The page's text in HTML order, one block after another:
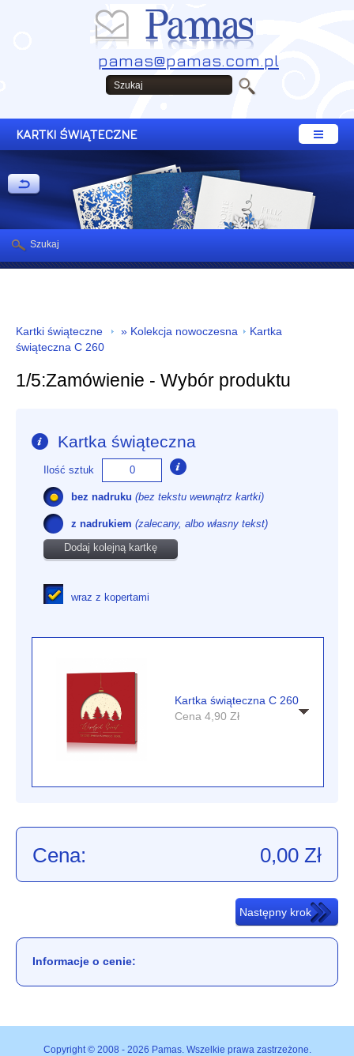
pamas@pamas.com.pl
KARTKI ŚWIĄTECZNE
Kartki świąteczne » Kolekcja nowoczesna
Kartka
świąteczna C 260
1/5:Zamówienie - Wybór produktu
Kartka świąteczna
Ilość sztuk
bez nadruku (bez tekstu wewnątrz kartki)
z nadrukiem (zalecany, albo własny tekst)
Dodaj kolejną kartkę
wraz z kopertami
Kartka świąteczna C 260
Cena 4,90 Zł
Cena: 0,00 Zł
Informacje o cenie:
Szukaj
Copyright © 2008 - 2026 Pamas. Wszelkie prawa zastrzeżone.